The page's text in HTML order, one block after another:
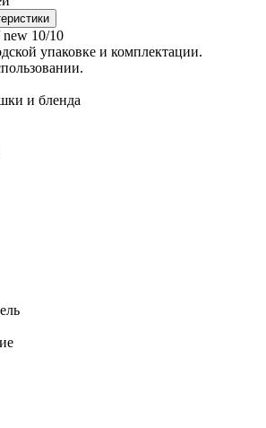
10/10
упаковке и комплектации.
и бленда